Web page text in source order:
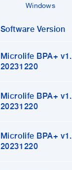
Windows
Software Version
Microlife BPA+
20231220
Microlife BPA+
20231220
Microlife BPA+
20231220